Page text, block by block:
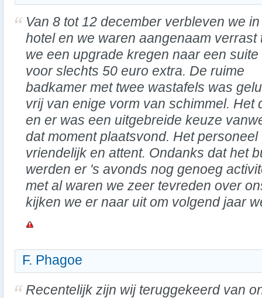
Van 8 tot 12 december verbleven we
hotel en we waren aangenaam verrast
we een upgrade kregen naar een suite
voor slechts 50 euro extra. De ruime
badkamer met twee wastafels was
vrij van enige vorm van schimmel. Het
en er was een uitgebreide keuze
dat moment plaatsvond. Het
vriendelijk en attent. Ondanks dat het
werden er 's avonds nog genoeg
met al waren we zeer tevreden over
kijken we er naar uit om volgend jaar
F. Phagoe
Recentelijk zijn wij teruggekeerd van